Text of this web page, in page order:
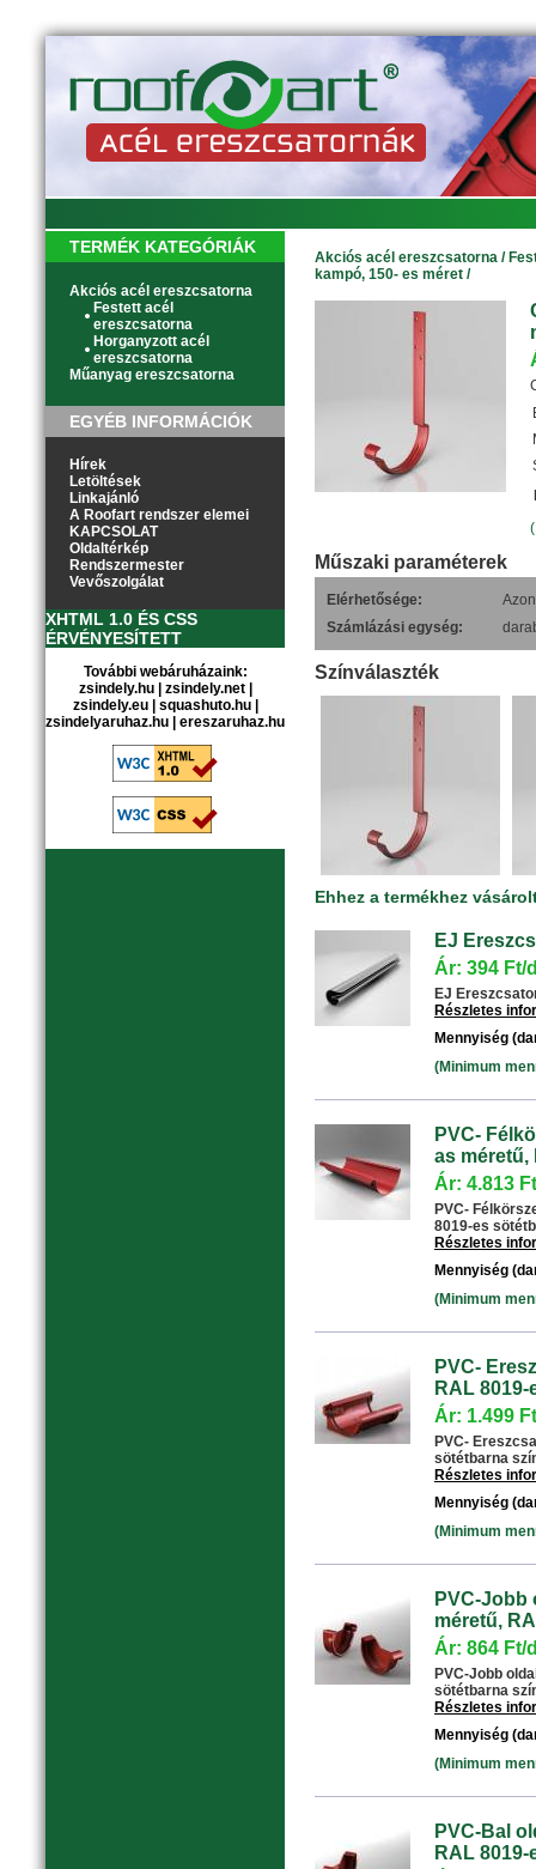
TERMÉK KATEGÓRIÁK
Akciós acél ereszcsatorna
Festett acél
ereszcsatorna
Horganyzott acél
ereszcsatorna
Műanyag ereszcsatorna
EGYÉB INFORMÁCIÓK
Hírek
Letöltések
Linkajánló
A Roofart rendszer elemei
KAPCSOLAT
Oldaltérkép
Rendszermester
Vevőszolgálat
XHTML 1.0 ÉS CSS
ÉRVÉNYESÍTETT
További webáruházaink:
zsindely.hu| zsindely.net|
zsindely.eu| squashuto.hu|
zsindelyaruhaz.hu
ereszaruhaz.hu
Akciós acél ereszcsatorna /
kampó, 150- es méret /
Műszaki paraméterek
Elérhetősége:
Számlázási egység:
Színválaszték
Ehhez a termékhez
EJ
Ár: 394 Ft/
EJ
Részletes
Mennyiség
(Minimum
PVC-
as méretű,
Ár: 4.813
PVC-
8019-es
Részletes
Mennyiség
(Minimum
PVC-
RAL
Ár: 1.499
PVC-
sötétbarna
Részletes
Mennyiség
(Minimum
PVC-Jobb
méretű,
Ár: 864 Ft/
PVC-Jobb
sötétbarna
Részletes
Mennyiség
(Minimum
PVC-Bal
RAL